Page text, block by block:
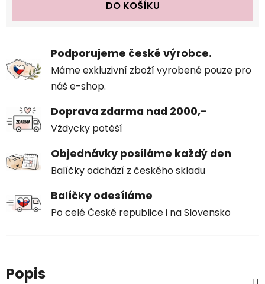
DO KOŠÍKU
Podporujeme české výrobce.
Máme exkluzivní zboží vyrobené pouze pro
náš e-shop.
Doprava zdarma nad 2000,-
Vždycky potěší
Objednávky posíláme každý den
Balíčky odchází z českého skladu
Balíčky odesíláme
Po celé České republice i na Slovensko
Popis